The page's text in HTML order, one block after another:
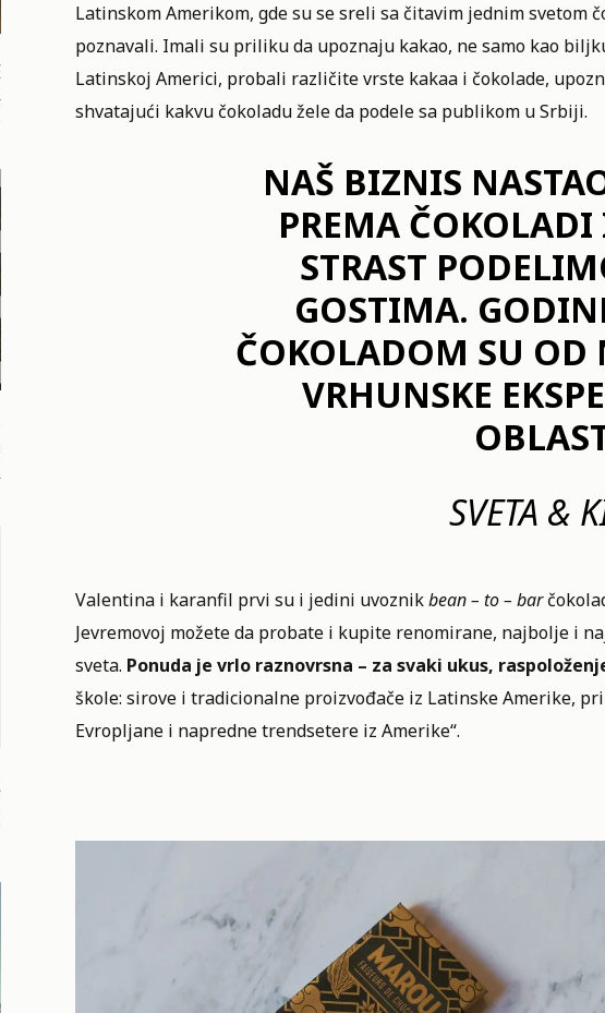
Latinskom Amerikom, gde su se sreli sa čitavim jednim svetom
poznavali. Imali su priliku da upoznaju kakao, ne samo kao
Latinskoj Americi, probali različite vrste kakaa i čokolade,
shvatajući kakvu čokoladu žele da podele sa publikom u Srbiji.
NAŠ BIZNIS
PREMA ČOKOLADI
STRAST
GOSTIMA.
ČOKOLADOM SU OD
VRHUNSKE
SVETA &
Valentina i karanfil prvi su i jedini uvoznikbean – to – bar
Jevremovoj možete da probate i kupite renomirane, najbolje i
sveta. Ponuda je vrlo raznovrsna – za svaki ukus,
škole: sirove i tradicionalne proizvođače iz Latinske Amerike,
Evropljane i napredne trendsetere iz Amerike“.